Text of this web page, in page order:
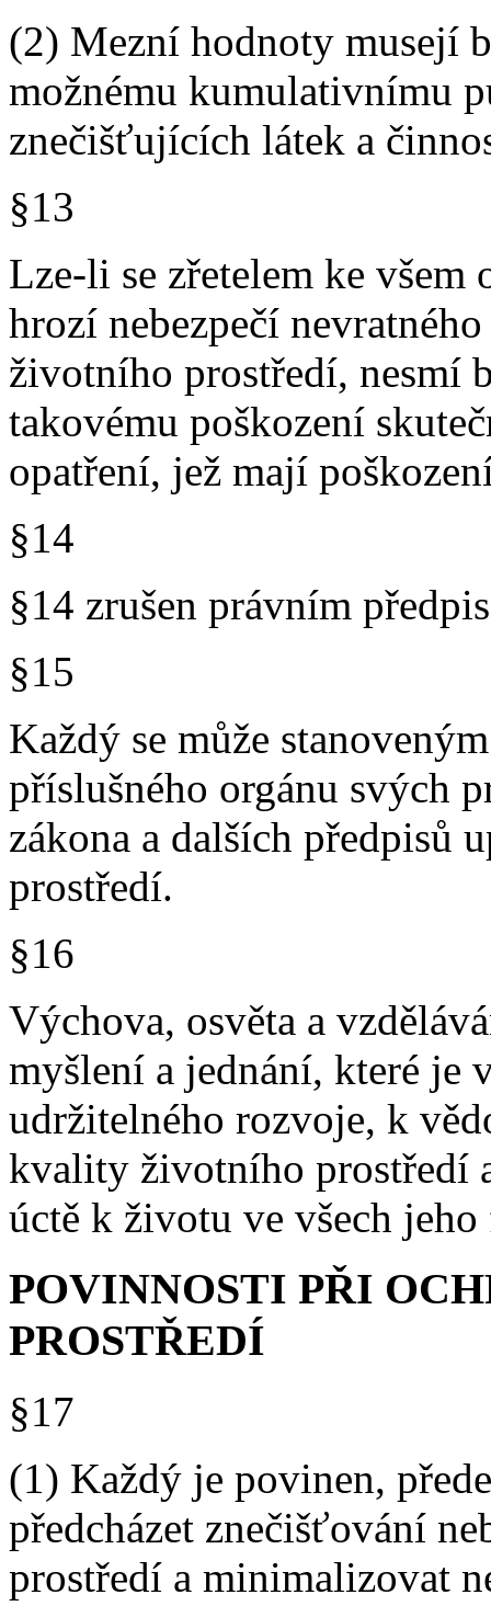
(2) Mezní hodnoty musejí
možnému kumulativnímu
znečišťujících látek a
§13
Lze-li se zřetelem ke všem
hrozí nebezpečí
životního prostředí, nesmí
takovému poškození
opatření, jež mají
§14
§14 zrušen právním
§15
Každý se může
příslušného orgánu svých
zákona a dalších předpisů
prostředí.
§16
Výchova, osvěta a
myšlení a jednání, které je
udržitelného rozvoje, k
kvality životního prostředí
úctě k životu ve všech jeho
POVINNOSTI PŘI
PROSTŘEDÍ
§17
(1) Každý je povinen,
předcházet znečišťování
prostředí a minimalizovat